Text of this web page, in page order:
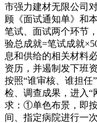
市强力建材无限公司
顾《面试通知单》和
笔试、面试两个环节
验总成就=笔试成就
息和供给的相关材料
资历，并遏制发下班
按照“谁审核、谁担任
检、调查成果，进入“
求：①单色布景，即
间、指定病院进行一